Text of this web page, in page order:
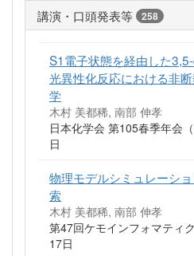
講演・口頭発表等 258
S1電子状態を経由した
光異性化反応における非
学
木村 美都稀, 南部 伸孝
日本化学会 第105春季年会
日
物理モデルシミュレーシ
索
木村 美都稀, 南部 伸孝
第47回ケモインフォマティ
17日